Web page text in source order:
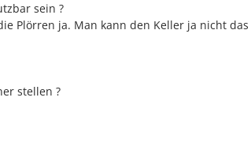
sein ?
Plörren ja. Man kann den Keller ja nicht
stellen ?